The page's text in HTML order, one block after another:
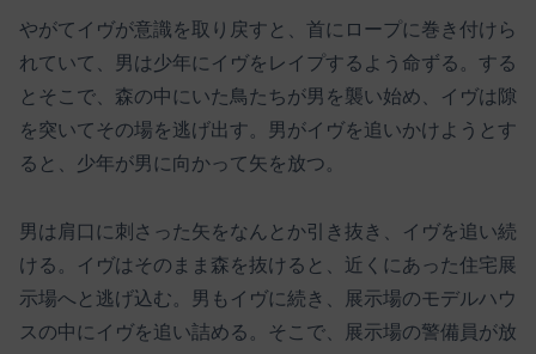
やがてイヴが意識を取り戻すと、首にロープに巻き付けら
れていて、男は少年にイヴをレイプするよう命ずる。する
とそこで、森の中にいた鳥たちが男を襲い始め、イヴは隙
を突いてその場を逃げ出す。男がイヴを追いかけようとす
ると、少年が男に向かって矢を放つ。
男は肩口に刺さった矢をなんとか引き抜き、イヴを追い続
ける。イヴはそのまま森を抜けると、近くにあった住宅展
示場へと逃げ込む。男もイヴに続き、展示場のモデルハウ
スの中にイヴを追い詰める。そこで、展示場の警備員が放